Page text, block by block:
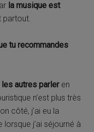
la musique est
partout.
tu recommandes
autres parler en
n’est plus très
côté, j’ai eu la
j’ai séjourné à